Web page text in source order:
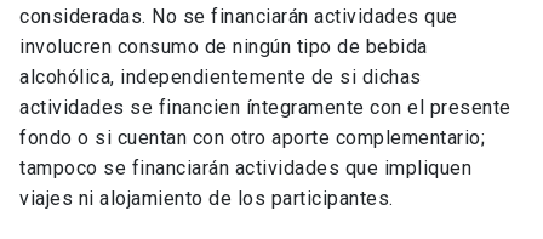
consideradas. No se financiarán actividades que
involucren consumo de ningún tipo de bebida
alcohólica, independientemente de si dichas
actividades se financien íntegramente con el presente
fondo o si cuentan con otro aporte complementario;
tampoco se financiarán actividades que impliquen
viajes ni alojamiento de los participantes.